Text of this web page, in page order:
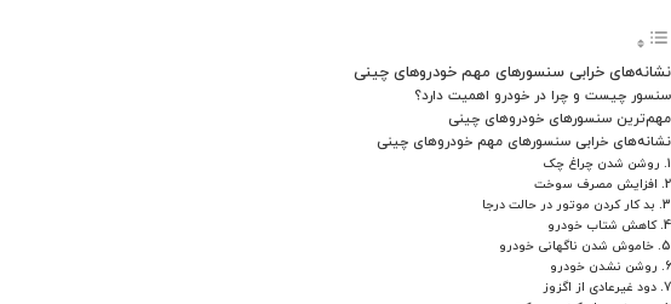
سایر لوازم بدنه ( زه ها ، تریم
ها ، انواع قاب ها ، درپوش
اگزوز ، فریم‌ها ، دستگیره درب
، رکاب )
نشانه‌های خرابی سنسورهای مهم خودروهای چینی
سنسور چیست و چرا در خودرو اهمیت دارد؟
مهم‌ترین سنسورهای خودروهای چینی
نشانه‌های خرابی سنسورهای مهم خودروهای چینی
1. روشن شدن چراغ چک
2. افزایش مصرف سوخت
3. بد کار کردن موتور در حالت درجا
4. کاهش شتاب خودرو
5. خاموش شدن ناگهانی خودرو
6. روشن نشدن خودرو
7. دود غیرعادی از اگزوز